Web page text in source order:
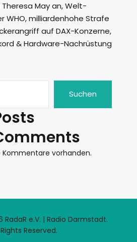
May an, Welt-
WHO, milliardenhohe Strafe
auf DAX-Konzerne,
& Hardware-Nachrüstung
Suchen
Kommentare vorhanden.
e.V. | Radio Darmstadt.
Reserved.